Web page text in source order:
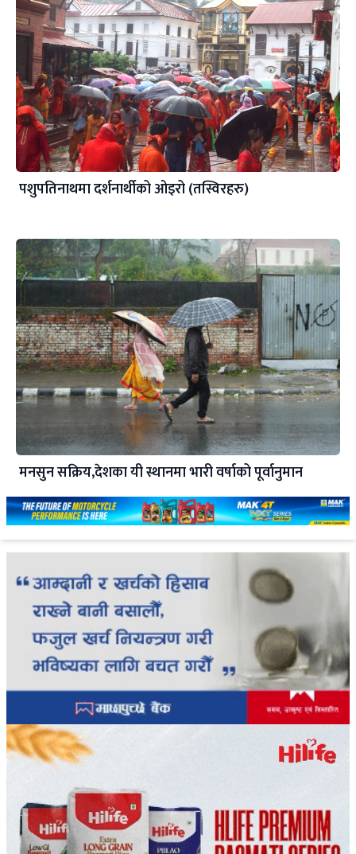
पशुपतिनाथमा दर्शनार्थीको ओइरो (तस्विरहरु)
मनसुन सक्रिय,देशका यी स्थानमा भारी वर्षाको पूर्वानुमान